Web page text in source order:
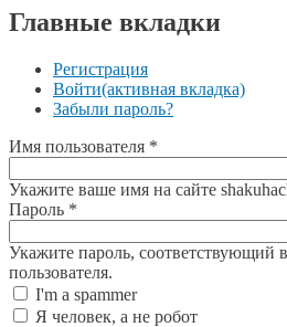
Главные вкладки
Регистрация
Войти(активная вкладка)
Забыли пароль?
Имя пользователя *
Укажите ваше имя на сайте
Пароль *
Укажите пароль, соответствующий
пользователя.
I'm a spammer
Я человек, а не робот